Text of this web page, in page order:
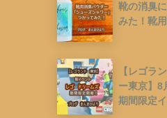
靴の消臭
みた！靴
【レゴラ
ー東京】8
期間限定